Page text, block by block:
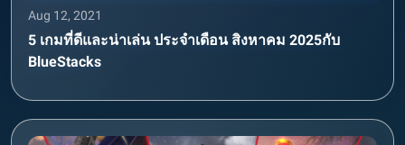
Aug 12, 2021
5 เกมที่ดีและน่าเล่น ประจำเดือน สิงหาคม 2025กับ
BlueStacks